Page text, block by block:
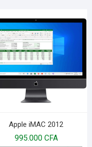
Apple iMAC 2012
995.000 CFA